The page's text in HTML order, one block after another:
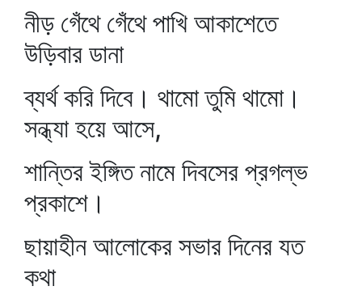
নীড় গেঁথে গেঁথে পাখি আকাশেতে
উড়িবার ডানা
ব্যর্থ করি দিবে। থামো তুমি থামো।
সন্ধ্যা হয়ে আসে,
শান্তির ইঙ্গিত নামে দিবসের প্রগল্‌ভ
প্রকাশে।
ছায়াহীন আলোকের সভার দিনের যত
কথা